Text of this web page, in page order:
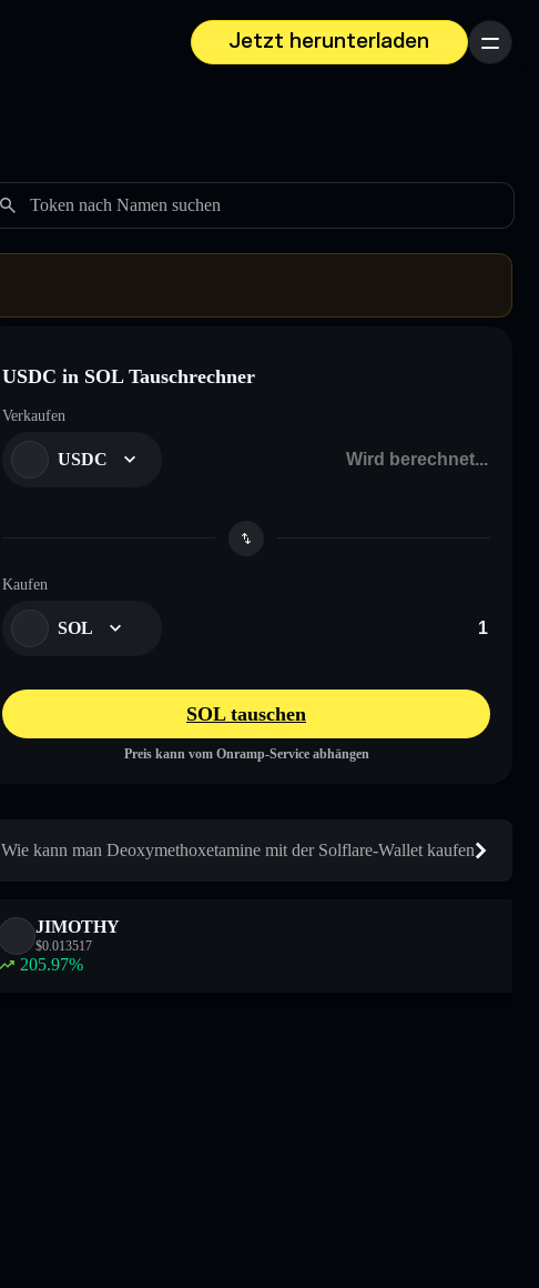
Jetzt herunterladen
Menü
Token nach Namen suchen
USDC in SOL Tauschrechner
Verkaufen
USDC
Kaufen
SOL
SOL tauschen
Preis kann vom Onramp-Service abhängen
Wie kann man Deoxymethoxetamine mit der Solflare-Wallet kaufen
JIMOTHY
$0.013517
205.97%